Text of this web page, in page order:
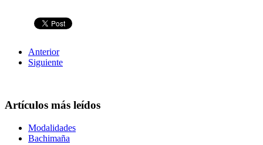
Anterior
Siguiente
Artículos más leídos
Modalidades
Bachimaña